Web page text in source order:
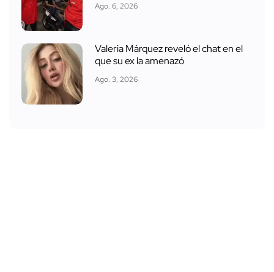
Ago. 6, 2026
Valeria Márquez reveló el chat en el
que su ex la amenazó
Ago. 3, 2026